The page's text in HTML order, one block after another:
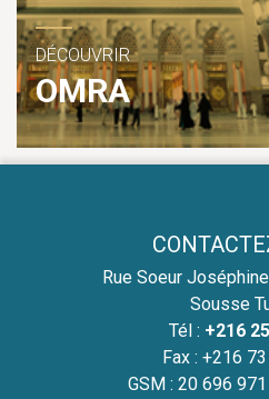
DÉCOUVRIR
OMRA
Rue Soeur
Sousse
Tél : +216
Fax : +216
GSM : 20 696